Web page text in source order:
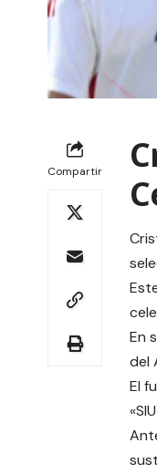
Compartir
En
del
El